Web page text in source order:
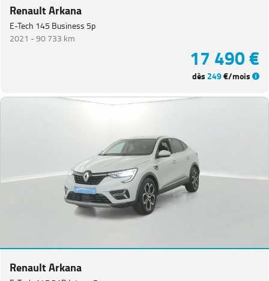
Renault Arkana
E-Tech 145 Business 5p
2021 -90 733 km
17 490 €
dès 249€/mois
Renault Arkana